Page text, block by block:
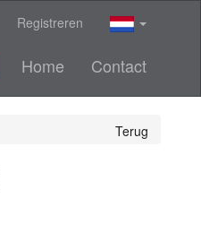
Registreren
Home Contact
Terug